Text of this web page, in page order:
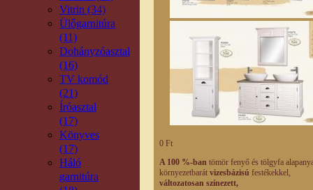
Vitrin (34)
Ülőgarnitúra
(11)
Dohányzóasztal
(16)
TV komód
(21)
Íróasztal
(17)
Könyves
(17)
Háló
garnitúra
0 Ft
A 100 %-ban tömör fenyő és tölgyfa
környezetbarát vizesbázisú festékekkel,
változatosan színezett,